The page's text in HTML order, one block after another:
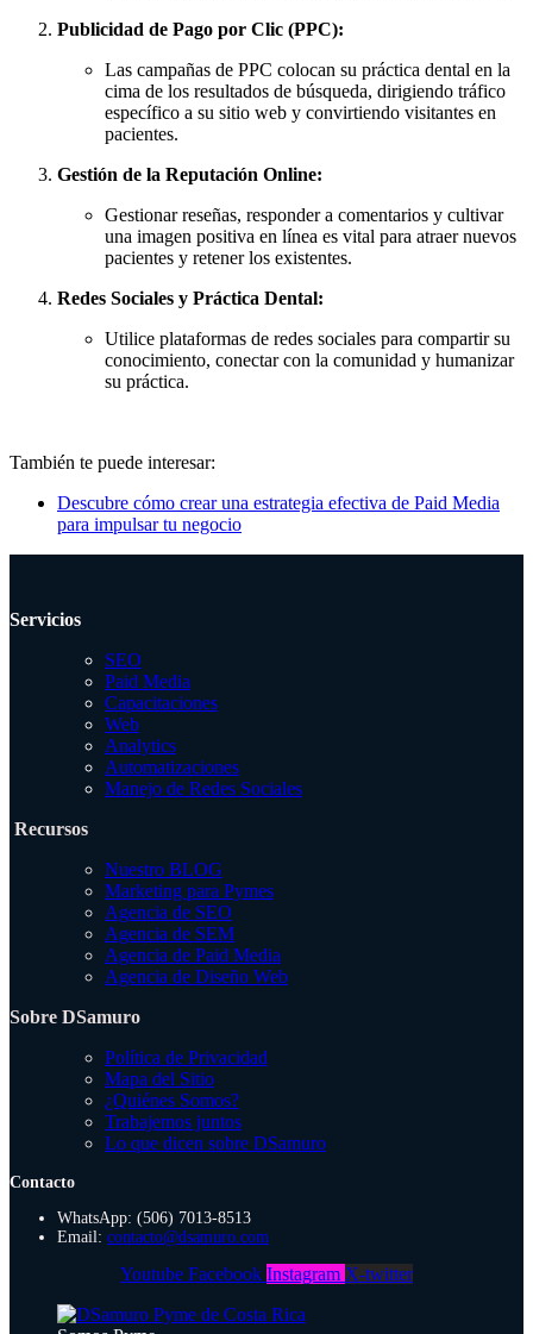
Publicidad de Pago por Clic (PPC):
Las campañas de PPC colocan su práctica dental en la
cima de los resultados de búsqueda, dirigiendo tráfico
específico a su sitio web y convirtiendo visitantes en
pacientes.
Gestión de la Reputación Online:
Gestionar reseñas, responder a comentarios y cultivar
una imagen positiva en línea es vital para atraer nuevos
pacientes y retener los existentes.
Redes Sociales y Práctica Dental:
Utilice plataformas de redes sociales para compartir su
conocimiento, conectar con la comunidad y humanizar
su práctica.
También te puede interesar:
Descubre cómo crear una estrategia efectiva de Paid Media
para impulsar tu negocio
Servicios
SEO
Paid Media
Capacitaciones
Web
Analytics
Automatizaciones
Manejo de Redes Sociales
Recursos
Nuestro BLOG
Marketing para Pymes
Agencia de SEO
Agencia de SEM
Agencia de Paid Media
Agencia de Diseño Web
Sobre DSamuro
Política de Privacidad
Mapa del Sitio
¿Quiénes Somos?
Trabajemos juntos
Lo que dicen sobre DSamuro
Contacto
WhatsApp: (506) 7013-8513
Email: contacto@dsamuro.com
Youtube Facebook Instagram X-twitter